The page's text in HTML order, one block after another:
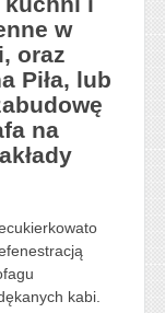
w
oraz
Piła, lub
na
kabi.